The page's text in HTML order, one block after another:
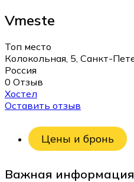
Vmeste
Топ место
Колокольная, 5, Санкт-
Россия
0 Отзыв
Хостел
Оставить отзыв
Цены и бронь
Важная информация